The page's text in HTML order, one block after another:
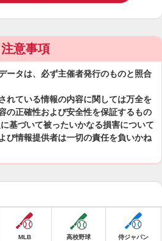
注意事項
ータは、必ず主催者発行のものと照合
れている情報の内容に関しては万全を
の正確性および安全性を保証するもの
基づいて被ったいかなる損害について
び情報提供者は一切の責任を負いかね
MLB 高校野球 侍ジャパン